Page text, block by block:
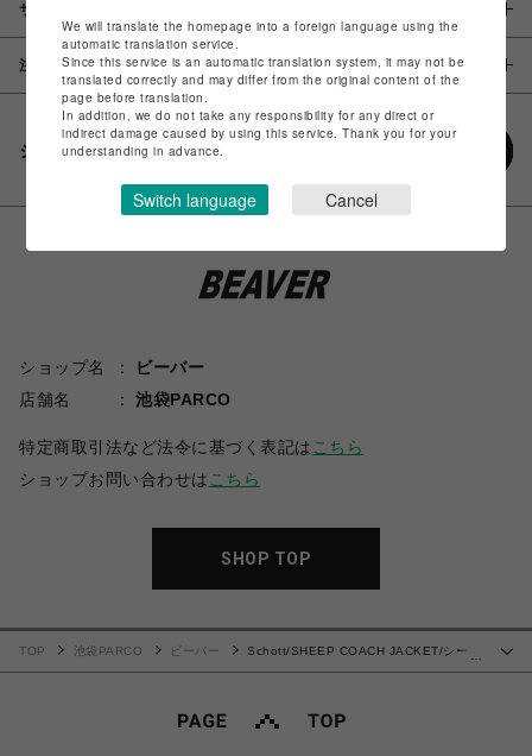
サイズ
注意事項
シェアする
ショップ名
ビーバー
店舗名
池袋PARCO
特定商取引法など法令に基づく表記は こちら
ショップお問い合わせは こちら
SHOP TOP
TOP 池袋PARCO ビーバー
Schott/SHEEP COACH JACKET/シープ
We will translate the homepage into a foreign language using the
automatic translation service.
Since this service is an automatic translation system, it may not be
translated correctly and may differ from the original content of the
page before translation.
In addition, we do not take any responsibility for any direct or
indirect damage caused by using this service. Thank you for your
understanding in advance.
Switch language Cancel